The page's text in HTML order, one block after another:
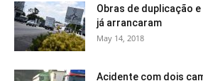
Obras de duplicação
já arrancaram
May 14, 2018
Acidente com dois